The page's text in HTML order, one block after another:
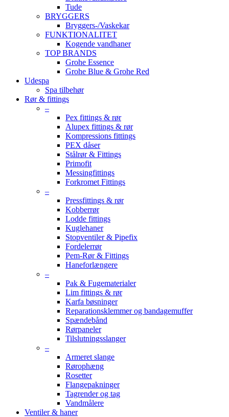
Tude
BRYGGERS
Bryggers-/Vaskekar
FUNKTIONALITET
Kogende vandhaner
TOP BRANDS
Grohe Essence
Grohe Blue & Grohe Red
Udespa
Spa tilbehør
Rør & fittings
–
Pex fittings & rør
Alupex fittings & rør
Kompressions fittings
PEX dåser
Stålrør & Fittings
Primofit
Messingfittings
Forkromet Fittings
–
Pressfittings & rør
Kobberrør
Lodde fittings
Kuglehaner
Stopventiler & Pipefix
Fordelerrør
Pem-Rør & Fittings
Haneforlængere
–
Pak & Fugematerialer
Lim fittings & rør
Karfa bøsninger
Reparationsklemmer og bandagemuffer
Spændebånd
Rørpaneler
Tilslutningsslanger
–
Armeret slange
Rørophæng
Rosetter
Flangepakninger
Tagrender og tag
Vandmålere
Ventiler & haner